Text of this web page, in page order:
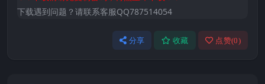
下载遇到问题？请联系客服QQ787514054
分享 收藏 点赞(0)